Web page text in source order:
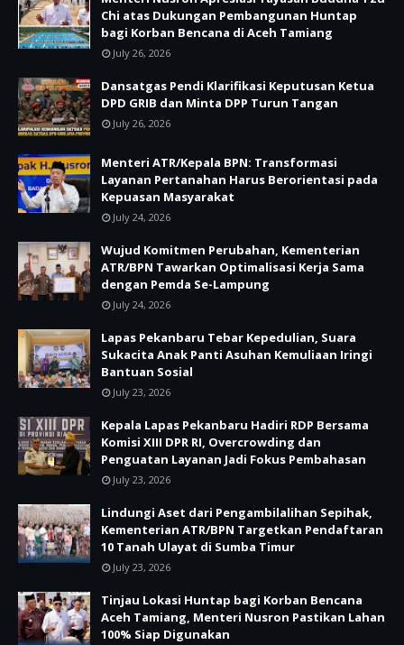
Chi atas Dukungan Pembangunan Huntap
bagi Korban Bencana di Aceh Tamiang
July 26, 2026
Dansatgas Pendi Klarifikasi Keputusan Ketua
DPD GRIB dan Minta DPP Turun Tangan
July 26, 2026
Menteri ATR/Kepala BPN: Transformasi
Layanan Pertanahan Harus Berorientasi pada
Kepuasan Masyarakat
July 24, 2026
Wujud Komitmen Perubahan, Kementerian
ATR/BPN Tawarkan Optimalisasi Kerja Sama
dengan Pemda Se-Lampung
July 24, 2026
Lapas Pekanbaru Tebar Kepedulian, Suara
Sukacita Anak Panti Asuhan Kemuliaan Iringi
Bantuan Sosial
July 23, 2026
Kepala Lapas Pekanbaru Hadiri RDP Bersama
Komisi XIII DPR RI, Overcrowding dan
Penguatan Layanan Jadi Fokus Pembahasan
July 23, 2026
Lindungi Aset dari Pengambilalihan Sepihak,
Kementerian ATR/BPN Targetkan Pendaftaran
10 Tanah Ulayat di Sumba Timur
July 23, 2026
Tinjau Lokasi Huntap bagi Korban Bencana
Aceh Tamiang, Menteri Nusron Pastikan Lahan
100% Siap Digunakan